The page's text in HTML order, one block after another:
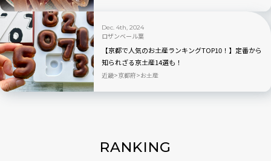
Dec. 4th, 2024
ロザンベール葉
【京都で人気のお土産ランキングTOP10！】定番から
知られざる京土産14選も！
近畿 京都府 お土産
RANKING